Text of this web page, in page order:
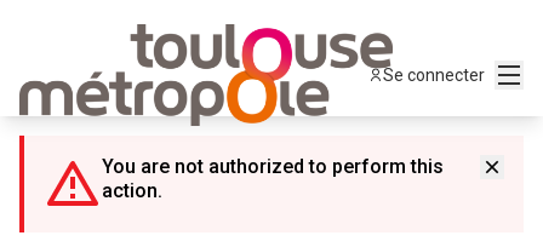
Se connecter
You are not authorized to perform this
action.